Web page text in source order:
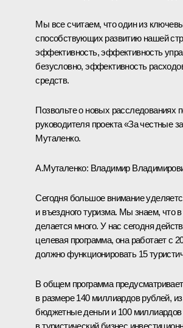
Мы все считаем, что один из
способствующих развитию нашей
эффективность, эффективность
безусловно, эффективность
средств.
Позвольте о новых расследованиях
руководителя проекта «За честные
Муталенко.
А.Муталенко: Владимир
Сегодня большое внимание
и въездного туризма. Мы знаем, что
делается много. У нас сегодня
целевая программа, она работает с
должно функционировать 15
В общем программа
в размере 140 миллиардов рублей,
бюджетные деньги и 100
в туристический бизнес